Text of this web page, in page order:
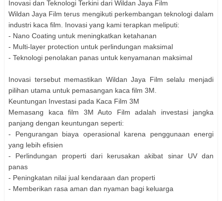
Inovasi dan Teknologi Terkini dari Wildan Jaya Film
Wildan Jaya Film terus mengikuti perkembangan teknologi dalam
industri kaca film. Inovasi yang kami terapkan meliputi:
- Nano Coating untuk meningkatkan ketahanan
- Multi-layer protection untuk perlindungan maksimal
- Teknologi penolakan panas untuk kenyamanan maksimal
Inovasi tersebut memastikan Wildan Jaya Film selalu menjadi
pilihan utama untuk pemasangan kaca film 3M.
Keuntungan Investasi pada Kaca Film 3M
Memasang kaca film 3M Auto Film adalah investasi jangka
panjang dengan keuntungan seperti:
- Pengurangan biaya operasional karena penggunaan energi
yang lebih efisien
- Perlindungan properti dari kerusakan akibat sinar UV dan
panas
- Peningkatan nilai jual kendaraan dan properti
- Memberikan rasa aman dan nyaman bagi keluarga